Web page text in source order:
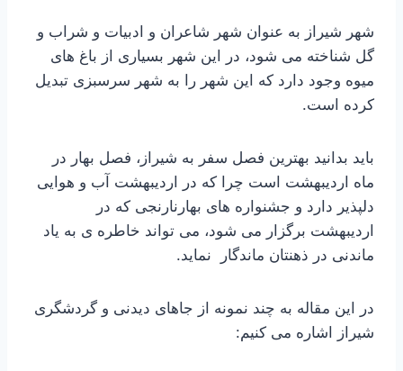
شهر شیراز به عنوان شهر شاعران و ادبیات و شراب و
گل شناخته می شود، در این شهر بسیاری از باغ های
میوه وجود دارد که این شهر را به شهر سرسبزی تبدیل
کرده است.
باید بدانید بهترین فصل سفر به شیراز، فصل بهار در
ماه اردیبهشت است چرا که در اردیبهشت آب و هوایی
دلپذیر دارد و جشنواره های بهارنارنجی که در
اردیبهشت برگزار می شود، می تواند خاطره ی به یاد
ماندنی در ذهنتان ماندگار نماید.
در این مقاله به چند نمونه از جاهای دیدنی و گردشگری
شیراز اشاره می کنیم: